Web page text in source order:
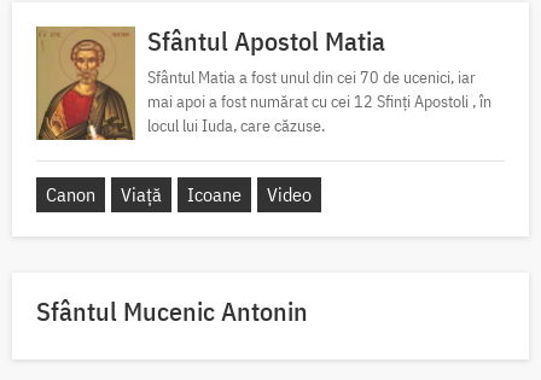
Sfântul Apostol Matia
Sfântul Matia a fost unul din cei 70 de ucenici, iar
mai apoi a fost numărat cu cei 12 Sfinți Apostoli , în
locul lui Iuda, care căzuse.
Canon Viață Icoane Video
Sfântul Mucenic Antonin